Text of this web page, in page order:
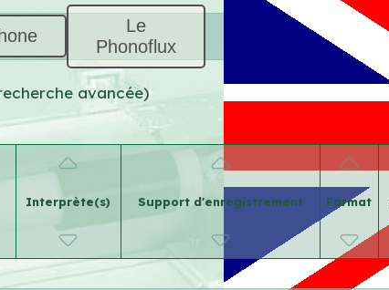
Le
Phonoflux
avancée)
Interprète(s) Support d'enregistrement Format